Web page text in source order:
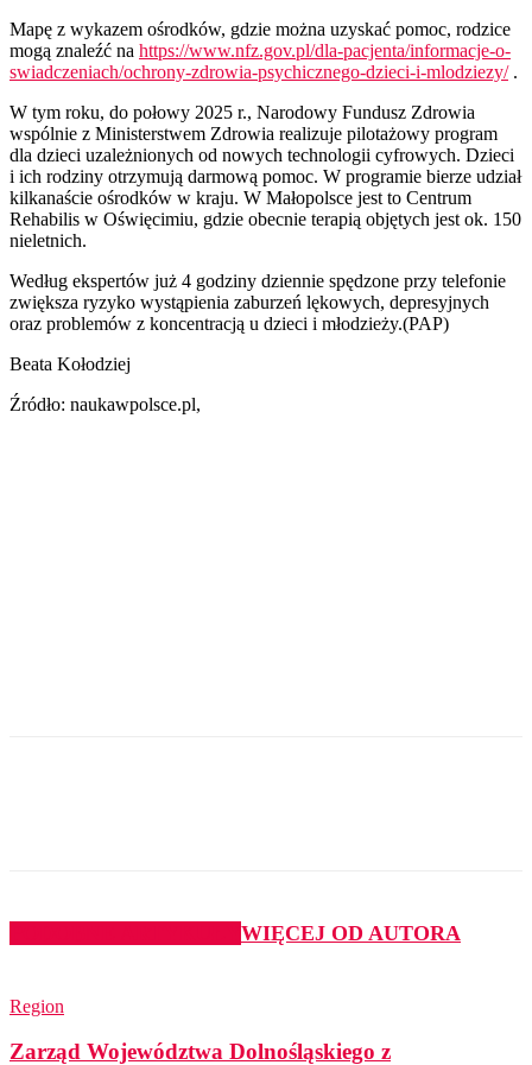
Mapę z wykazem ośrodków, gdzie można uzyskać pomoc, rodzice
mogą znaleźć na https://www.nfz.gov.pl/dla-pacjenta/informacje-o-
swiadczeniach/ochrony-zdrowia-psychicznego-dzieci-i-mlodziezy/.
W tym roku, do połowy 2025 r., Narodowy Fundusz Zdrowia
wspólnie z Ministerstwem Zdrowia realizuje pilotażowy program
dla dzieci uzależnionych od nowych technologii cyfrowych. Dzieci
i ich rodziny otrzymują darmową pomoc. W programie bierze udział
kilkanaście ośrodków w kraju. W Małopolsce jest to Centrum
Rehabilis w Oświęcimiu, gdzie obecnie terapią objętych jest ok. 150
nieletnich.
Według ekspertów już 4 godziny dziennie spędzone przy telefonie
zwiększa ryzyko wystąpienia zaburzeń lękowych, depresyjnych
oraz problemów z koncentracją u dzieci i młodzieży.(PAP)
Beata Kołodziej
Źródło: naukawpolsce.pl,
WIĘCEJ OD AUTORA
Region
Zarząd Województwa Dolnośląskiego z